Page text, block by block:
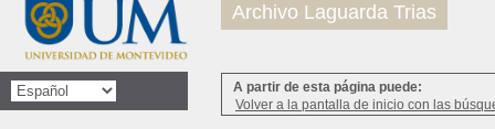
A partir de esta página puede:
Volver a la pantalla de inicio con las
Archivo Laguarda Trias